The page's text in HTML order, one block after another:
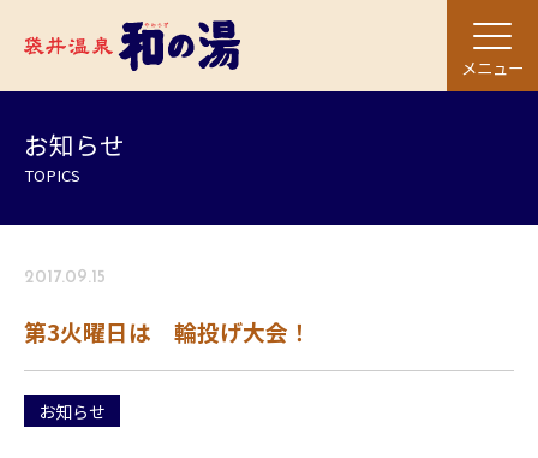
メニュー
お知らせ
TOPICS
2017.09.15
第3火曜日は 輪投げ大会！
お知らせ